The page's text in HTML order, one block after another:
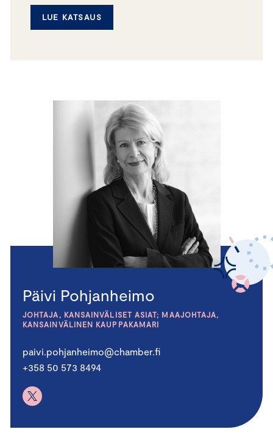
LUE KATSAUS
Päivi Pohjanheimo
JOHTAJA, KANSAINVÄLISET ASIAT; MAAJOHTAJA,
KANSAINVÄLINEN KAUPPAKAMARI
paivi.pohjanheimo@chamber.fi
+358 50 573 8494